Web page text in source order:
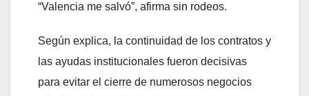
“Valencia me salvó”, afirma sin rodeos.
Según explica, la continuidad de los contratos y
las ayudas institucionales fueron decisivas
para evitar el cierre de numerosos negocios